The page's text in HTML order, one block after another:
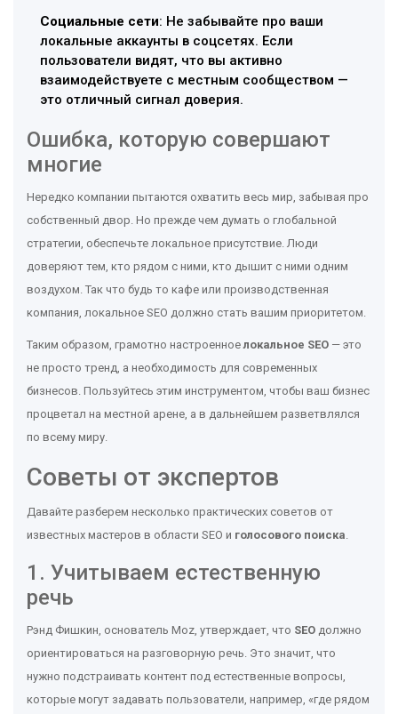
Социальные сети: Не забывайте про ваши
локальные аккаунты в соцсетях. Если
пользователи видят, что вы активно
взаимодействуете с местным сообществом —
это отличный сигнал доверия.
Ошибка, которую совершают
многие
Нередко компании пытаются охватить весь мир, забывая про
собственный двор. Но прежде чем думать о глобальной
стратегии, обеспечьте локальное присутствие. Люди
доверяют тем, кто рядом с ними, кто дышит с ними одним
воздухом. Так что будь то кафе или производственная
компания, локальное SEO должно стать вашим приоритетом.
Таким образом, грамотно настроенноелокальное SEO — это
не просто тренд, а необходимость для современных
бизнесов. Пользуйтесь этим инструментом, чтобы ваш бизнес
процветал на местной арене, а в дальнейшем разветвлялся
по всему миру.
Советы от экспертов
Давайте разберем несколько практических советов от
известных мастеров в области SEO и голосового поиска.
1. Учитываем естественную
речь
Рэнд Фишкин, основатель Moz, утверждает, что SEO должно
ориентироваться на разговорную речь. Это значит, что
нужно подстраивать контент под естественные вопросы,
которые могут задавать пользователи, например, «где рядом